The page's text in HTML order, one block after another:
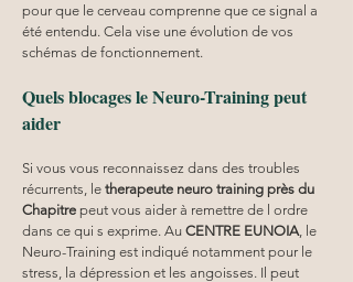
pour que le cerveau comprenne que ce signal a
été entendu. Cela vise une évolution de vos
schémas de fonctionnement.
Quels blocages le Neuro-Training peut
aider
Si vous vous reconnaissez dans des troubles
récurrents, le therapeute neuro training près du
Chapitre peut vous aider à remettre de l ordre
dans ce qui s exprime. Au CENTRE EUNOIA , le
Neuro-Training est indiqué notamment pour le
stress, la dépression et les angoisses. Il peut